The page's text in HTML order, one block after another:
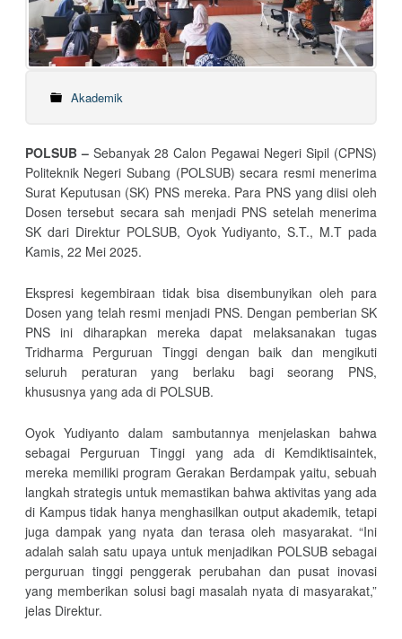
Akademik
POLSUB –Sebanyak 28 Calon Pegawai Negeri Sipil (CPNS)
Politeknik Negeri Subang (POLSUB) secara resmi menerima
Surat Keputusan (SK) PNS mereka. Para PNS yang diisi oleh
Dosen tersebut secara sah menjadi PNS setelah menerima
SK dari Direktur POLSUB, Oyok Yudiyanto, S.T., M.T pada
Kamis, 22 Mei 2025.
Ekspresi kegembiraan tidak bisa disembunyikan oleh para
Dosen yang telah resmi menjadi PNS. Dengan pemberian SK
PNS ini diharapkan mereka dapat melaksanakan tugas
Tridharma Perguruan Tinggi dengan baik dan mengikuti
seluruh peraturan yang berlaku bagi seorang PNS,
khususnya yang ada di POLSUB.
Oyok Yudiyanto dalam sambutannya menjelaskan bahwa
sebagai Perguruan Tinggi yang ada di Kemdiktisaintek,
mereka memiliki program Gerakan Berdampak yaitu, sebuah
langkah strategis untuk memastikan bahwa aktivitas yang ada
di Kampus tidak hanya menghasilkan output akademik, tetapi
juga dampak yang nyata dan terasa oleh masyarakat. “Ini
adalah salah satu upaya untuk menjadikan POLSUB sebagai
perguruan tinggi penggerak perubahan dan pusat inovasi
yang memberikan solusi bagi masalah nyata di masyarakat,”
jelas Direktur.